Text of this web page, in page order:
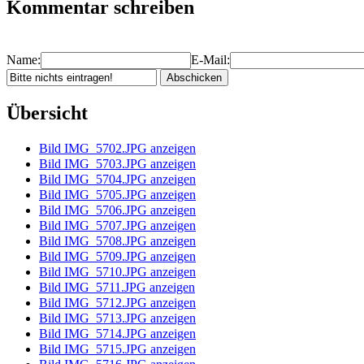
Kommentar schreiben
Name: E-Mail:
Übersicht
Bild IMG_5708.JPG anzeigen
Bild IMG_5709.JPG anzeigen
Bild IMG_5710.JPG anzeigen
Bild IMG_5711.JPG anzeigen